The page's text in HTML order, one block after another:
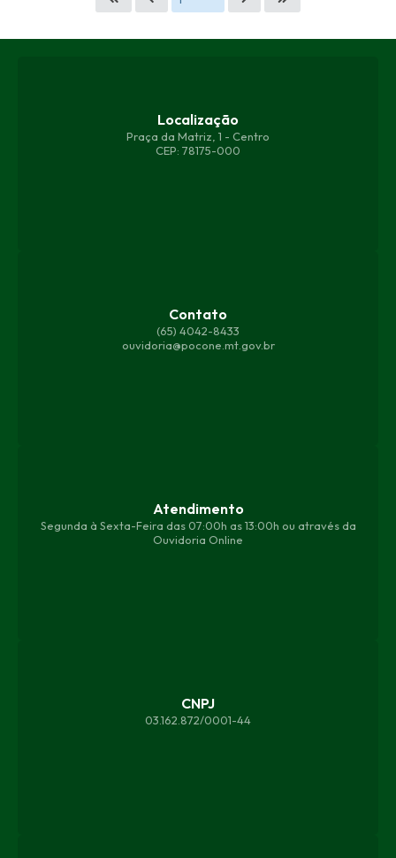
Localização
Praça da Matriz, 1 - Centro
CEP: 78175-000
Contato
(65) 4042-8433
ouvidoria@pocone.mt.gov.br
Atendimento
Segunda à Sexta-Feira das 07:00h as 13:00h ou através da
Ouvidoria Online
CNPJ
03.162.872/0001-44